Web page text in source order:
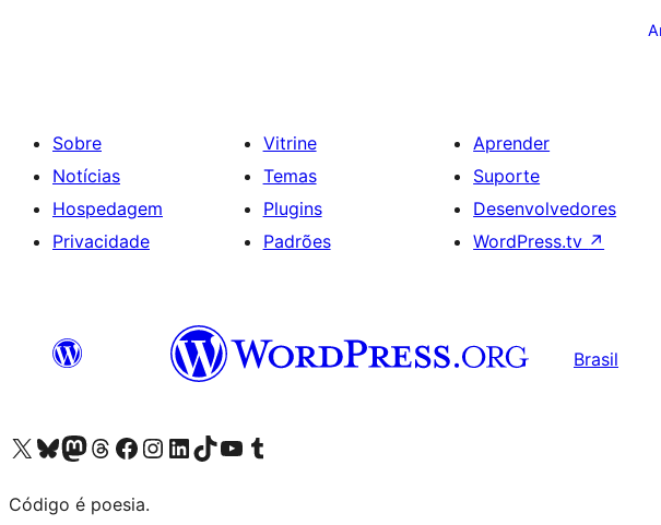
Sobre
Notícias
Hospedagem
Privacidade
Vitrine
Temas
Plugins
Padrões
Aprender
Suporte
Desenvolvedores
WordPress.tv ↗
Brasil
Acessar nossa conta do X (antigo Twitter)
Acessar nossa conta do Bluesky
Acessar nossa conta do Mastodon
Acessar nossa conta do Threads
Acessar nossa página do Facebook
Acessar nossa conta do Instagram
Acessar nossa conta do LinkedIn
Acessar nossa conta do TikTok
Acessar nosso canal do YouTube
Acessar nossa conta no Tumblr
Código é poesia.